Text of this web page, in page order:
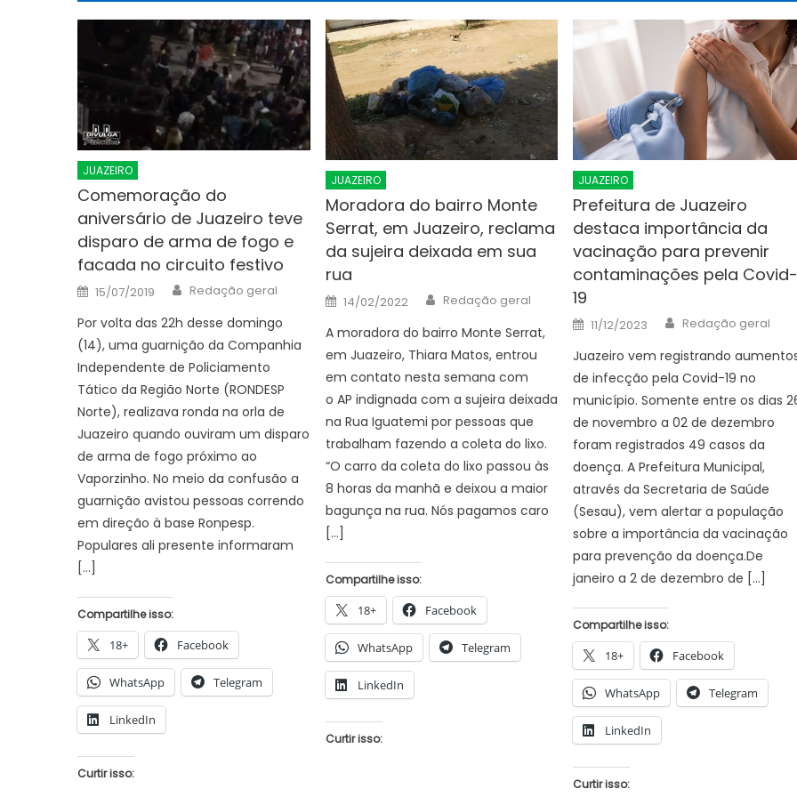
JUAZEIRO
Comemoração do
aniversário de Juazeiro teve
disparo de arma de fogo e
facada no circuito festivo
Posted
on
15/07/2019 Author
Redação geral
Por volta das 22h desse domingo
(14), uma guarnição da Companhia
Independente de Policiamento
Tático da Região Norte (RONDESP
Norte), realizava ronda na orla de
Juazeiro quando ouviram um disparo
de arma de fogo próximo ao
Vaporzinho. No meio da confusão a
guarnição avistou pessoas correndo
em direção à base Ronpesp.
Populares ali presente informaram
[…]
Compartilhe isso:
18+ Facebook
WhatsApp Telegram
LinkedIn
Curtir isso:
JUAZEIRO
Moradora do bairro Monte
Serrat, em Juazeiro, reclama
da sujeira deixada em sua
rua
Posted
on
14/02/2022 Author
Redação geral
A moradora do bairro Monte Serrat,
em Juazeiro, Thiara Matos, entrou
em contato nesta semana com
o AP indignada com a sujeira deixada
na Rua Iguatemi por pessoas que
trabalham fazendo a coleta do lixo.
“O carro da coleta do lixo passou às
8 horas da manhã e deixou a maior
bagunça na rua. Nós pagamos caro
[…]
Compartilhe isso:
18+ Facebook
WhatsApp Telegram
LinkedIn
Curtir isso:
JUAZEIRO
Prefeitura de Juazeiro
destaca importância da
vacinação para prevenir
contaminações pela
19
Posted
on
11/12/2023 Author
Redação geral
Juazeiro vem registrando
de infecção pela Covid-19 no
município. Somente entre os dias
de novembro a 02 de dezembro
foram registrados 49 casos da
doença. A Prefeitura Municipal,
através da Secretaria de Saúde
(Sesau), vem alertar a população
sobre a importância da vacinação
para prevenção da doença.De
janeiro a 2 de dezembro de […]
Compartilhe isso:
18+ Facebook
WhatsApp Telegram
LinkedIn
Curtir isso: